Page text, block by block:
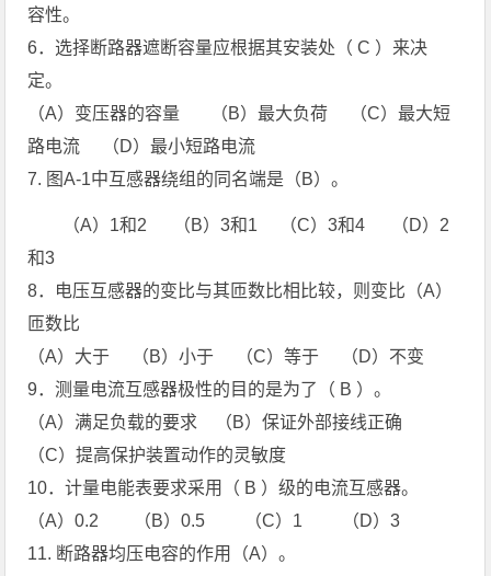
容性。
6．选择断路器遮断容量应根据其安装处（ C ）来决
定。
（A）变压器的容量 （B）最大负荷 （C）最大短
路电流 （D）最小短路电流
7. 图A-1中互感器绕组的同名端是（B）。
（A）1和2 （B）3和1 （C）3和4 （D）2
和3
8．电压互感器的变比与其匝数比相比较，则变比（A）
匝数比
（A）大于 （B）小于 （C）等于 （D）不变
9．测量电流互感器极性的目的是为了（ B ）。
（A）满足负载的要求 （B）保证外部接线正确
（C）提高保护装置动作的灵敏度
10．计量电能表要求采用（ B ）级的电流互感器。
（A）0.2 （B）0.5 （C）1 （D）3
11. 断路器均压电容的作用（A）。